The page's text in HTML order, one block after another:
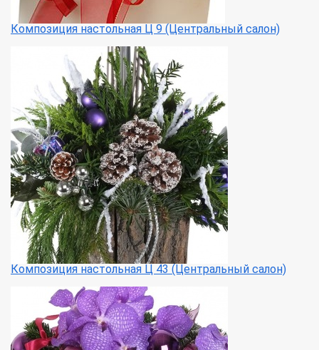
Композиция настольная Ц 9 (Центральный салон)
Композиция настольная Ц 43 (Центральный салон)